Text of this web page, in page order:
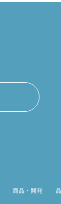
商品・開発